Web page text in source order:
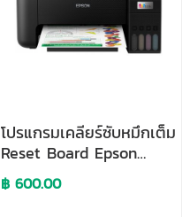
โปรแกรมเคลียร์ซับหมึกเต็ม
Reset Board Epson
L3251
฿ 600.00